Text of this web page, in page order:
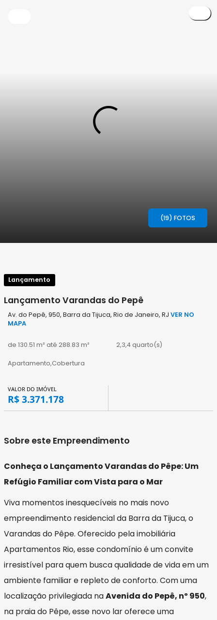
(19) FOTOS
Lançamento
Lançamento Varandas do Pepê
Av. do Pepê, 950, Barra da Tijuca, Rio de Janeiro, RJ VER NO
MAPA
de 130.51 m² até 288.83 m² 2,3,4 quarto(s)
Apartamento,Cobertura
VALOR DO IMÓVEL
R$ 3.371.178
Sobre este Empreendimento
Conheça o Lançamento Varandas do Pêpe: Um
Refúgio Familiar com Vista para o Mar
Viva momentos inesquecíveis no mais novo
empreendimento residencial da Barra da Tijuca, o
Varandas do Pêpe. Oferecido pela imobiliária
Apartamentos Rio, esse condomínio é um convite
irresistível para quem busca qualidade de vida em um
ambiente familiar e repleto de conforto. Com uma
localização privilegiada naAvenida do Pepê, nº 950,
na praia do Pêpe, esse novo lar oferece uma